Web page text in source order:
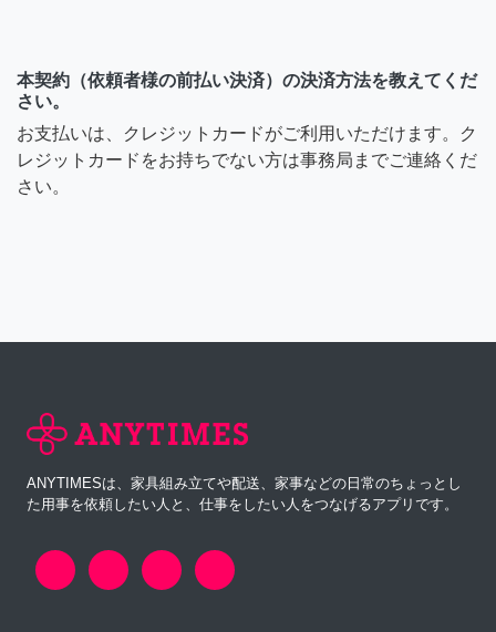
本契約（依頼者様の前払い決済）の決済方法を教えてくだ
さい。
お支払いは、クレジットカードがご利用いただけます。ク
レジットカードをお持ちでない方は事務局までご連絡くだ
さい。
ANYTIMESは、家具組み立てや配送、家事などの日常のちょっとし
た用事を依頼したい人と、仕事をしたい人をつなげるアプリです。